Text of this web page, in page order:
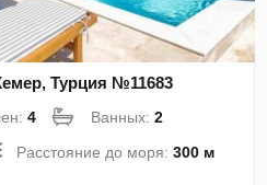
Турция №11683
4 Ванных:2
Расстояние до моря:300 м